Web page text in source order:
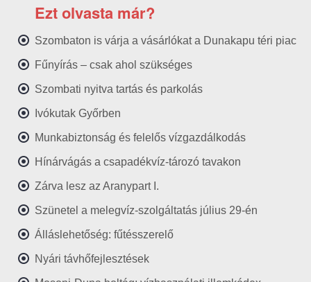
Ezt olvasta már?
Szombaton is várja a vásárlókat a Dunakapu téri piac
Fűnyírás – csak ahol szükséges
Szombati nyitva tartás és parkolás
Ivókutak Győrben
Munkabiztonság és felelős vízgazdálkodás
Hínárvágás a csapadékvíz-tározó tavakon
Zárva lesz az Aranypart I.
Szünetel a melegvíz-szolgáltatás július 29-én
Álláslehetőség: fűtésszerelő
Nyári távhőfejlesztések